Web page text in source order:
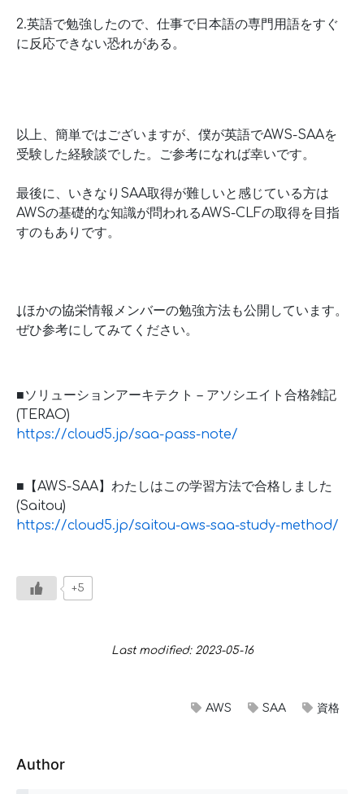
2.英語で勉強したので、仕事で日本語の専門用語をすぐ
に反応できない恐れがある。
以上、簡単ではございますが、僕が英語でAWS-SAAを
受験した経験談でした。ご参考になれば幸いです。
最後に、いきなりSAA取得が難しいと感じている方は
AWSの基礎的な知識が問われるAWS-CLFの取得を目指
すのもありです。
↓ほかの協栄情報メンバーの勉強方法も公開しています。
ぜひ参考にしてみてください。
■ソリューションアーキテクト – アソシエイト合格雑記
(TERAO)
https://cloud5.jp/saa-pass-note/
■【AWS-SAA】わたしはこの学習方法で合格しました
(Saitou)
https://cloud5.jp/saitou-aws-saa-study-method/
+5
Last modified: 2023-05-16
AWS SAA 資格
Author